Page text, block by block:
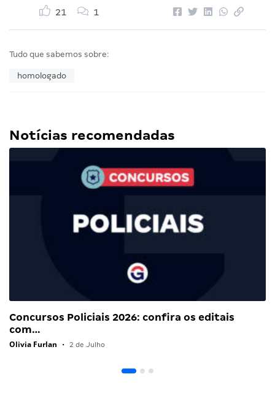
21 1
Tudo que sabemos sobre:
homologado
Notícias recomendadas
Concursos Policiais 2026: confira os editais
com…
Olivia Furlan • 2 de Julho